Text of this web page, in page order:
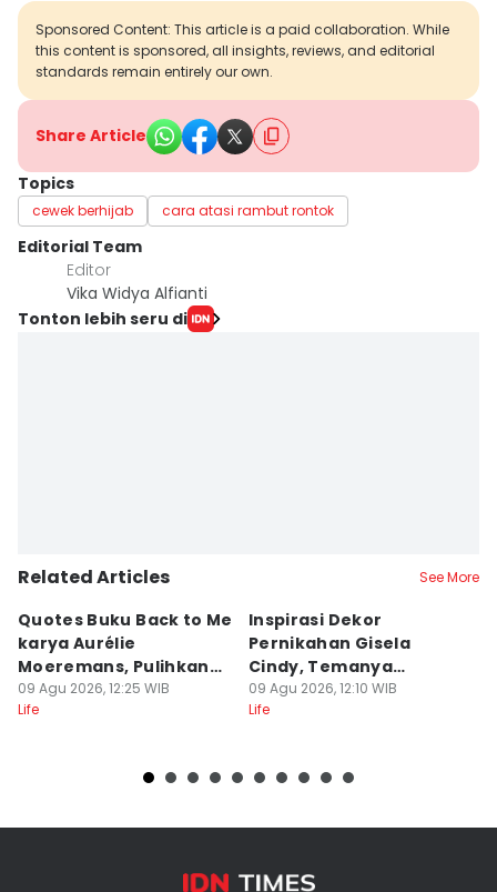
Sponsored Content: This article is a paid collaboration. While
this content is sponsored, all insights, reviews, and editorial
standards remain entirely our own.
Share Article
Topics
cewek berhijab cara atasi rambut rontok
Editorial Team
Editor
Vika Widya Alfianti
Tonton lebih seru di
Related Articles See More
Quotes Buku Back to Me
karya Aurélie
Moeremans, Pulihkan
Luka Terdalam
09 Agu 2026, 12:25 WIB
Life
Inspirasi Dekor
Pernikahan Gisela
Cindy, Temanya
Romantic Garden!
09 Agu 2026, 12:10 WIB
Life